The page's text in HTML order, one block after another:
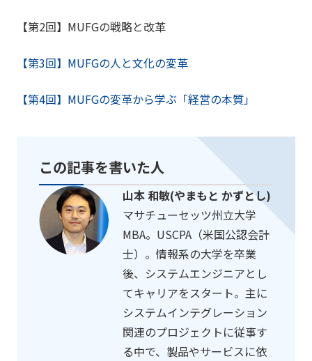
【第2回】MUFGの戦略と改革
【第3回】MUFGの人と文化の変革
【第4回】MUFGの変革から学ぶ「経営の本質」
この記事を書いた人
山本 和敏(やまもと かずとし)
マサチューセッツ州立大学
MBA。USCPA（米国公認会計
士）。情報系の大学を卒業
後、システムエンジニアとし
てキャリアをスタート。主に
システムインテグレーション
関連のプロジェクトに従事す
る中で、製品やサービスに依